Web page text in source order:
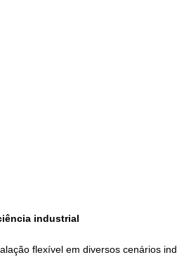
industrial
flexível em diversos cenários